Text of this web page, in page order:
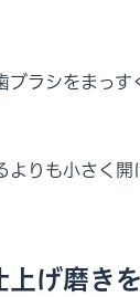
ラシをまっ
りも小さく
げ磨き